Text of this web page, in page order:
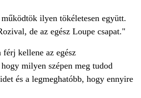
ilyen tökéletesen együtt.
de az egész Loupe csapat."
kellene az egész
milyen szépen meg tudod
és a legmeghatóbb, hogy ennyire